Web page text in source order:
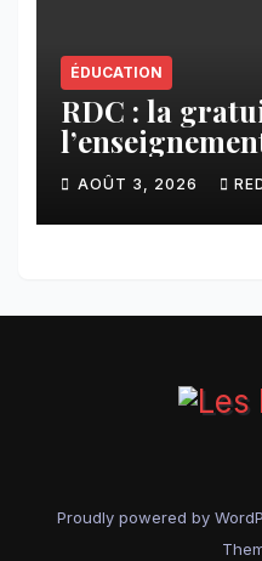
ÉDUCATION
RDC : la
vision phare
Félix
par une
AOÛT 3, 2026
Proudly powered by